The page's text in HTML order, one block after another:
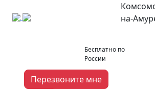
на-
Бесплатно по
России
Перезвоните мне